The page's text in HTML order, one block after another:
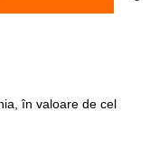
în valoare de cel